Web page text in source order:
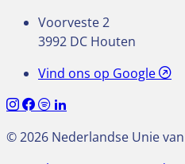
Voorveste 2
3992 DC Houten
Vind ons op Google
© 2026 Nederlandse Unie